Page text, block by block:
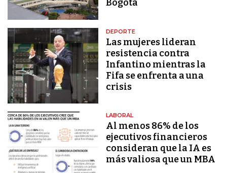
Bogotá
DEPORTE
Las mujeres lideran
resistencia contra
Infantino mientras la
Fifa se enfrenta a una
crisis
LABORAL
Al menos 86% de los
ejecutivos financieros
consideran que la IA es
más valiosa que un MBA